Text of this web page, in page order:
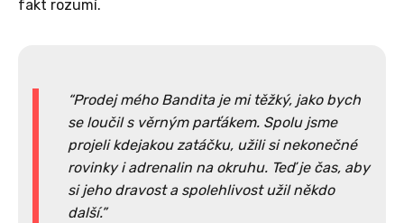
fakt rozumí.
Prodej mého Bandita je mi těžký, jako bych
se loučil s věrným parťákem. Spolu jsme
projeli kdejakou zatáčku, užili si nekonečné
rovinky i adrenalin na okruhu. Teď je čas, aby
si jeho dravost a spolehlivost užil někdo
další.